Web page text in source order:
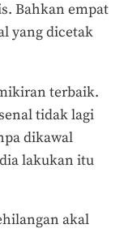
Bahkan empat
yang dicetak
terbaik.
tidak lagi
dikawal
lakukan itu
akal